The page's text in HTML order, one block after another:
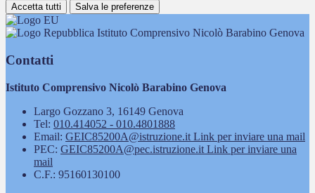
Accetta tutti Salva le preferenze
Istituto Comprensivo Nicolò Barabino Genova
Contatti
Istituto Comprensivo Nicolò Barabino Genova
Largo Gozzano 3, 16149 Genova
Tel: 010.414052 - 010.4801888
Email: GEIC85200A@istruzione.it Link per inviare una mail
PEC: GEIC85200A@pec.istruzione.it Link per inviare una
mail
C.F.: 95160130100